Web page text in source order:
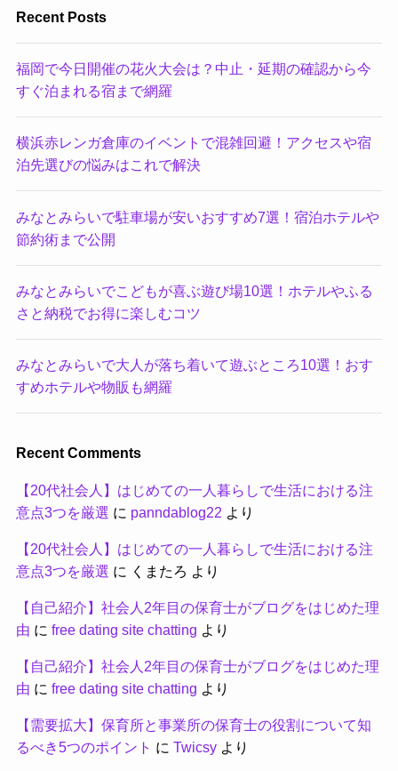
Recent Posts
福岡で今日開催の花火大会は？中止・延期の確認から今
すぐ泊まれる宿まで網羅
横浜赤レンガ倉庫のイベントで混雑回避！アクセスや宿
泊先選びの悩みはこれで解決
みなとみらいで駐車場が安いおすすめ7選！宿泊ホテルや
節約術まで公開
みなとみらいでこどもが喜ぶ遊び場10選！ホテルやふる
さと納税でお得に楽しむコツ
みなとみらいで大人が落ち着いて遊ぶところ10選！おす
すめホテルや物販も網羅
Recent Comments
【20代社会人】はじめての一人暮らしで生活における注
意点3つを厳選 に panndablog22 より
【20代社会人】はじめての一人暮らしで生活における注
意点3つを厳選 に くまたろ より
【自己紹介】社会人2年目の保育士がブログをはじめた理
由 に free dating site chatting より
【自己紹介】社会人2年目の保育士がブログをはじめた理
由 に free dating site chatting より
【需要拡大】保育所と事業所の保育士の役割について知
るべき5つのポイント に Twicsyより